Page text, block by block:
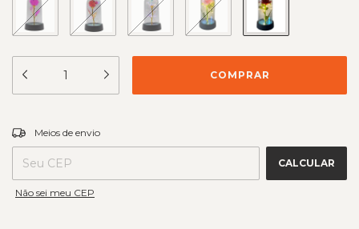
Entregas para o CEP:
Meios de envio
CALCULAR
Não sei meu CEP